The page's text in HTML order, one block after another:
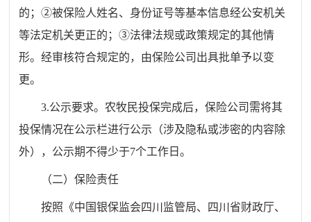
的；②被保险人姓名、身份证号等基本信息经公安机关
等法定机关更正的；③法律法规或政策规定的其他情
形。经审核符合规定的，由保险公司出具批单予以变
更。
3.公示要求。农牧民投保完成后，保险公司需将其
投保情况在公示栏进行公示（涉及隐私或涉密的内容除
外），公示期不得少于7个工作日。
（二）保险责任
按照《中国银保监会四川监管局、四川省财政厅、